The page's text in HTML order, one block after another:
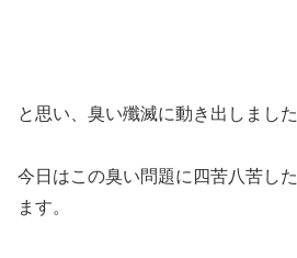
と思い、臭い殲滅に動き出しました
今日はこの臭い問題に四苦八苦し
ます。